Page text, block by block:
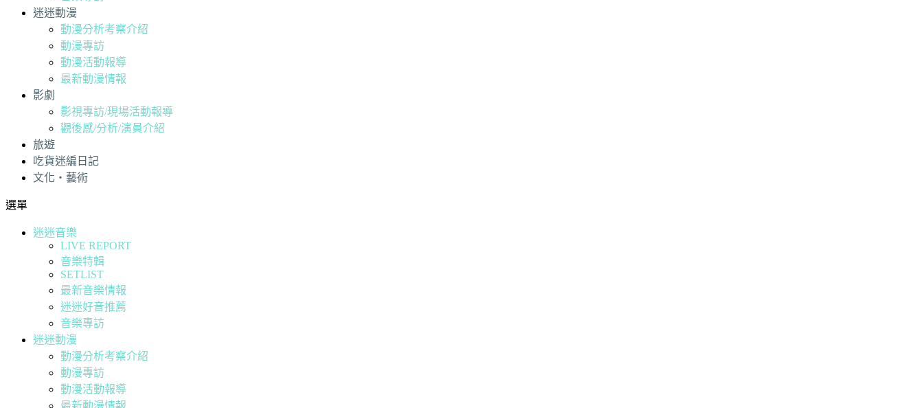
迷迷動漫
動漫分析考察介紹
動漫專訪
動漫活動報導
最新動漫情報
影劇
影視專訪/現場活動報導
觀後感/分析/演員介紹
旅遊
吃貨迷編日記
文化・藝術
選單
迷迷音樂
LIVE REPORT
音樂特輯
SETLIST
最新音樂情報
迷迷好音推薦
音樂專訪
迷迷動漫
動漫分析考察介紹
動漫專訪
動漫活動報導
最新動漫情報